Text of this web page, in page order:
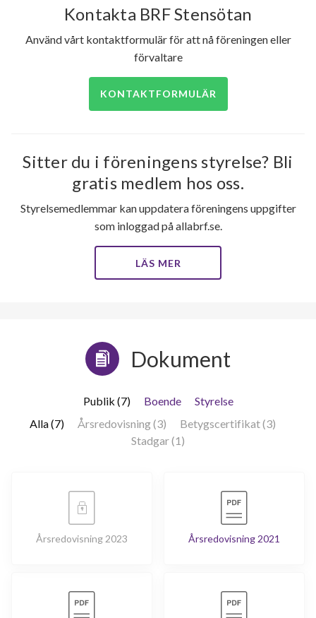
Kontakta BRF Stensötan
Använd vårt kontaktformulär för att nå föreningen eller
förvaltare
KONTAKTFORMULÄR
Sitter du i föreningens styrelse? Bli
gratis medlem hos oss.
Styrelsemedlemmar kan uppdatera föreningens uppgifter
som inloggad på allabrf.se.
LÄS MER
Dokument
Publik (7) Boende
Styrelse
Alla (7)
Årsredovisning (3)
Betygscertifikat (3)
Stadgar (1)
Årsredovisning 2023 Årsredovisning 2021